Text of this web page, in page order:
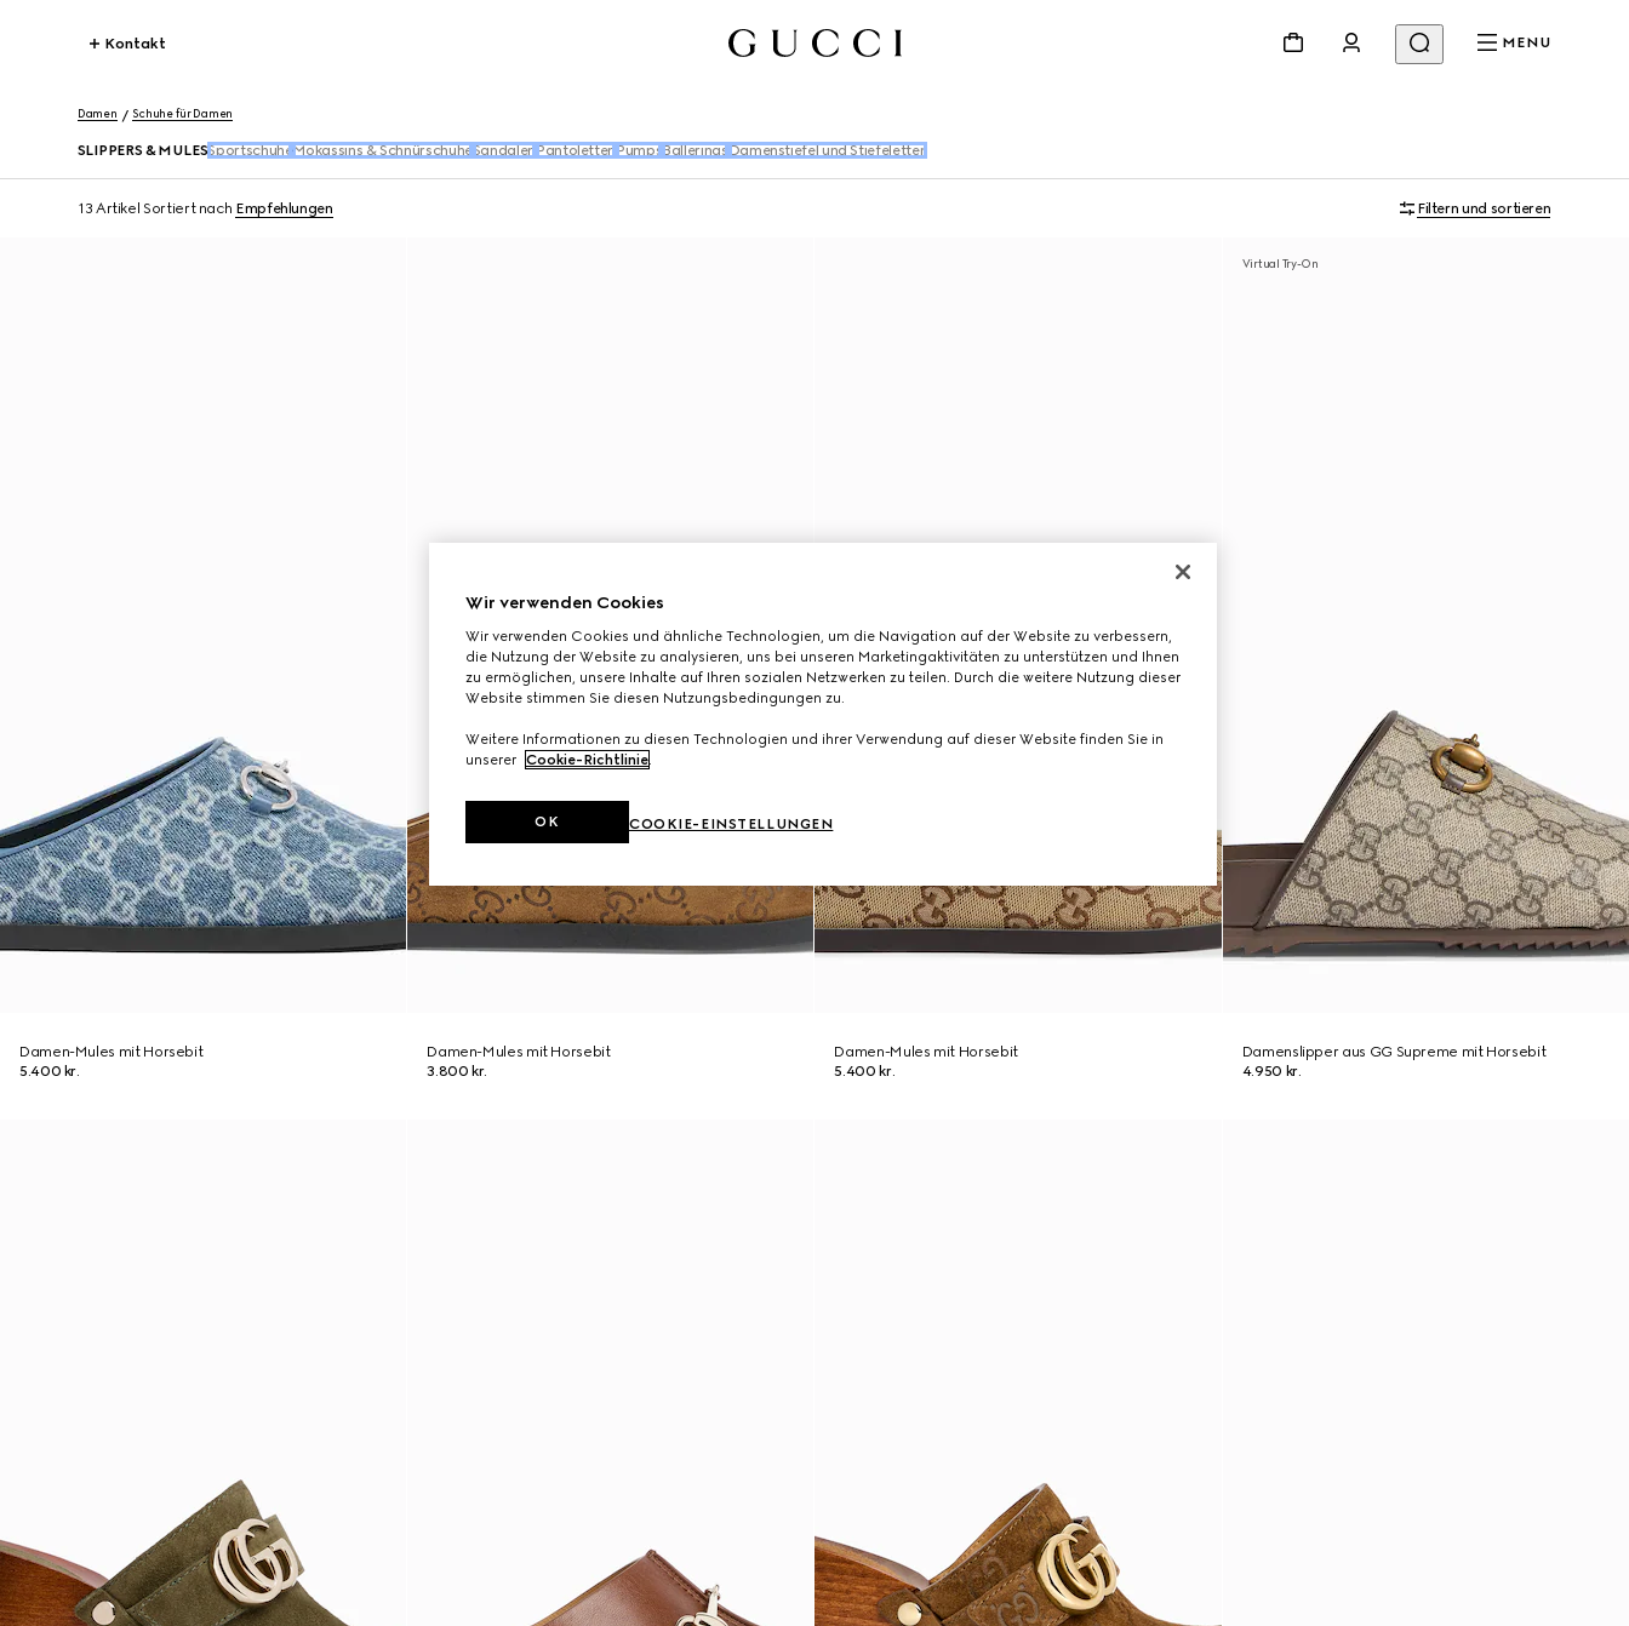
Kontakt MENU
Damen Schuhe für Damen
SLIPPERS & MULES SportschuheMokassins & Schnürschuhe Sandalen Pantoletten Pumps Ballerinas Damenstiefel und Stiefeletten
13 Artikel Sortiert nach Empfehlungen Filtern und sortieren
Damen-Mules mit Horsebit
5.400 kr.
Damen-Mules mit Horsebit
3.800 kr.
Damen-Mules mit Horsebit
5.400 kr.
Virtual Try-On
Damenslipper aus GG Supreme mit Horsebit
4.950 kr.
Wir verwenden Cookies
Wir verwenden Cookies und ähnliche Technologien, um die Navigation auf der Website zu verbessern,
die Nutzung der Website zu analysieren, uns bei unseren Marketingaktivitäten zu unterstützen und Ihnen
zu ermöglichen, unsere Inhalte auf Ihren sozialen Netzwerken zu teilen. Durch die weitere Nutzung dieser
Website stimmen Sie diesen Nutzungsbedingungen zu.
Weitere Informationen zu diesen Technologien und ihrer Verwendung auf dieser Website finden Sie in
unserer Cookie-Richtlinie.
COOKIE-EINSTELLUNGEN
OK